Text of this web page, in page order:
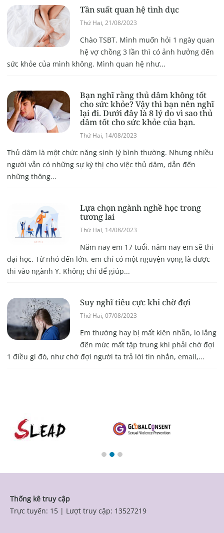
Tần suất quan hệ tình dục
Thứ Hai, 21/08/2023
Chào TSBT. Mình muốn hỏi 1 ngày quan
hệ vợ chồng 3 lần thì có ảnh hưởng đến
sức khỏe của mình không. Mình quan hệ như...
Bạn nghĩ rằng thủ dâm không tốt
cho sức khỏe? Vậy thì bạn nên nghĩ
lại đi. Dưới đây là 8 lý do vì sao thủ
dâm tốt cho sức khỏe của bạn.
Thứ Hai, 14/08/2023
Thủ dâm là một chức năng sinh lý bình thường. Nhưng nhiều
người vẫn có những sự kỳ thị cho việc thủ dâm, dẫn đến
những thông...
Lựa chọn ngành nghề học trong
tương lai
Thứ Hai, 14/08/2023
Năm nay em 17 tuổi, năm nay em sẽ thi
đại học. Từ nhỏ đến lớn, em chỉ có một nguyện vọng là được
thi vào ngành Y. Không chỉ để giúp...
Suy nghĩ tiêu cực khi chờ đợi
Thứ Hai, 07/08/2023
Em thường hay bị mất kiên nhẫn, lo lắng
đến mức mất tập trung khi phải chờ đợi
1 điều gì đó, như chờ đợi người ta trả lời tin nhắn, email,...
Thống kê truy cập
Trực tuyến: 15 | Lượt truy cập: 13527219